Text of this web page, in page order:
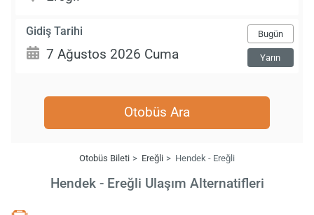
Gidiş Tarihi Bugün
Yarın
Otobüs Ara
Otobüs Bileti Ereğli Hendek - Ereğli
Hendek - Ereğli Ulaşım Alternatifleri